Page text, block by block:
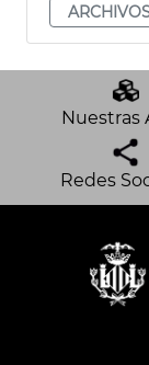
Nuestras
Redes